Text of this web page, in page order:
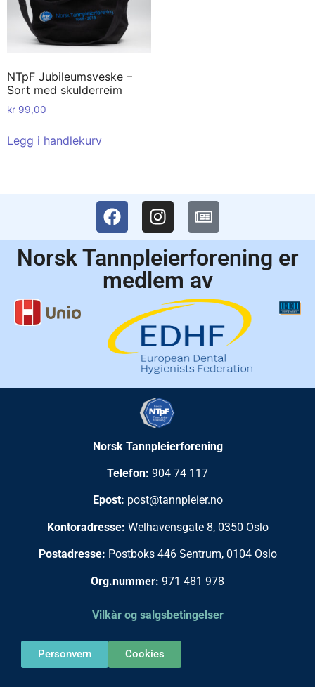
NTpF Jubileumsveske –
Sort med skulderreim
kr 99,00
Legg i handlekurv
Norsk Tannpleierforening er
medlem av
Norsk Tannpleierforening
Telefon: 904 74 117
Epost: post@tannpleier.no
Kontoradresse: Welhavensgate 8, 0350 Oslo
Postadresse: Postboks 446 Sentrum, 0104 Oslo
Org.nummer: 971 481 978
Vilkår og salgsbetingelser
Personvern Cookies